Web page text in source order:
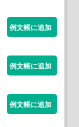
例文帳に追加
例文帳に追加
例文帳に追加